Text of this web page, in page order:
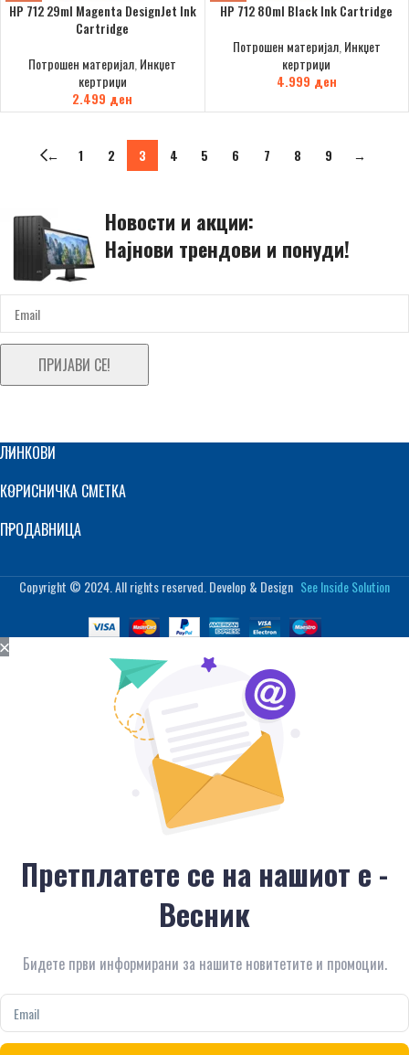
HP 712 29ml Magenta DesignJet Ink
Cartridge
Потрошен материјал,Инкџет
кертриџи
2.499 ден
HP 712 80ml Black Ink Cartridge
Потрошен материјал,Инкџет
кертриџи
4.999 ден
← 1 2 3 4 5 6 7 8 9 →
Новости и акции:
Најнови трендови и понуди!
ПРИЈАВИ СЕ!
ЛИНКОВИ
КОРИСНИЧКА СМЕТКА
ПРОДАВНИЦА
Copyright © 2024. All rights reserved. Develop & Design See Inside Solution
Претплатете се на нашиот е -
Весник
Бидете први информирани за нашите новитетите и промоции.